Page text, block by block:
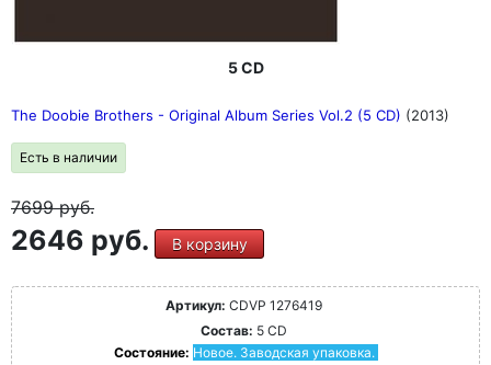
5 CD
The Doobie Brothers - Original Album Series Vol.2 (5 CD) (2013)
Есть в наличии
7699руб.
2646 руб. В корзину
Артикул: CDVP 1276419
Состав: 5 CD
Состояние: Новое. Заводская упаковка.